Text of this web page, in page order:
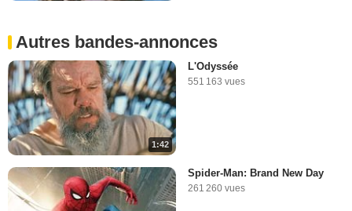
Autres bandes-annonces
1:42
L'Odyssée
551 163 vues
Spider-Man: Brand New Day
261 260 vues